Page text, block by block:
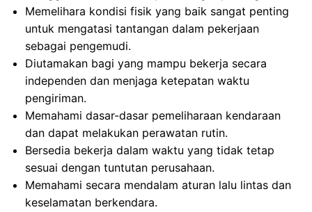
Memelihara kondisi fisik yang baik sangat penting
untuk mengatasi tantangan dalam pekerjaan
sebagai pengemudi.
Diutamakan bagi yang mampu bekerja secara
independen dan menjaga ketepatan waktu
pengiriman.
Memahami dasar-dasar pemeliharaan kendaraan
dan dapat melakukan perawatan rutin.
Bersedia bekerja dalam waktu yang tidak tetap
sesuai dengan tuntutan perusahaan.
Memahami secara mendalam aturan lalu lintas dan
keselamatan berkendara.